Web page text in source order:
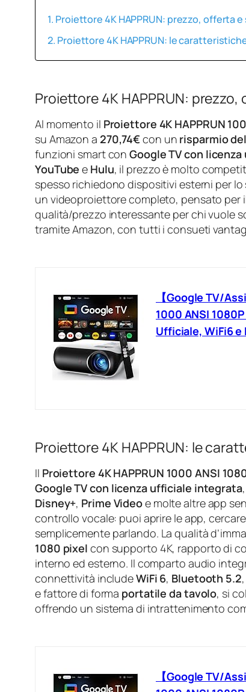
Proiettore 4K HAPPRUN: prezzo, offerta
Proiettore 4K HAPPRUN: le
Proiettore 4K HAPPRUN:
Al momento il Proiettore 4K HAPPRUN
su Amazon a 270,74€con un risparmio
funzioni smart conGoogle TV con
YouTube e Hulu, il prezzo è molto
spesso richiedono dispositivi esterni per
un videoproiettore completo, pensato per
qualità/prezzo interessante per chi vuole
tramite Amazon, con tutti i consueti
【Google TV/
1000 ANSI
Ufficiale, WiFi6
Proiettore 4K HAPPRUN: le
Il Proiettore 4K HAPPRUN 1000 ANSI
Google TV con licenza ufficiale integrata
Disney+, Prime Videoe molte altre app
controllo vocale: puoi aprire le app,
semplicemente parlando. La qualità
1080 pixel con supporto 4K, rapporto di
interno ed esterno. Il comparto audio
connettività includeWiFi 6, Bluetooth 5.2
e fattore di forma portatile da tavolo, si
offrendo un sistema di intrattenimento
【Google TV/